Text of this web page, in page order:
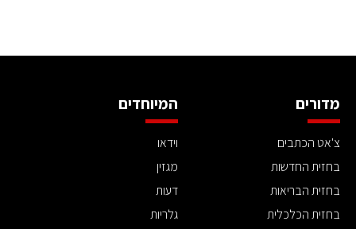
מדורים
צ'אט הכתבים
בחזית החדשות
בחזית הבריאות
בחזית הכלכלית
המיוחדים
וידאו
מגזין
דעות
גלריות